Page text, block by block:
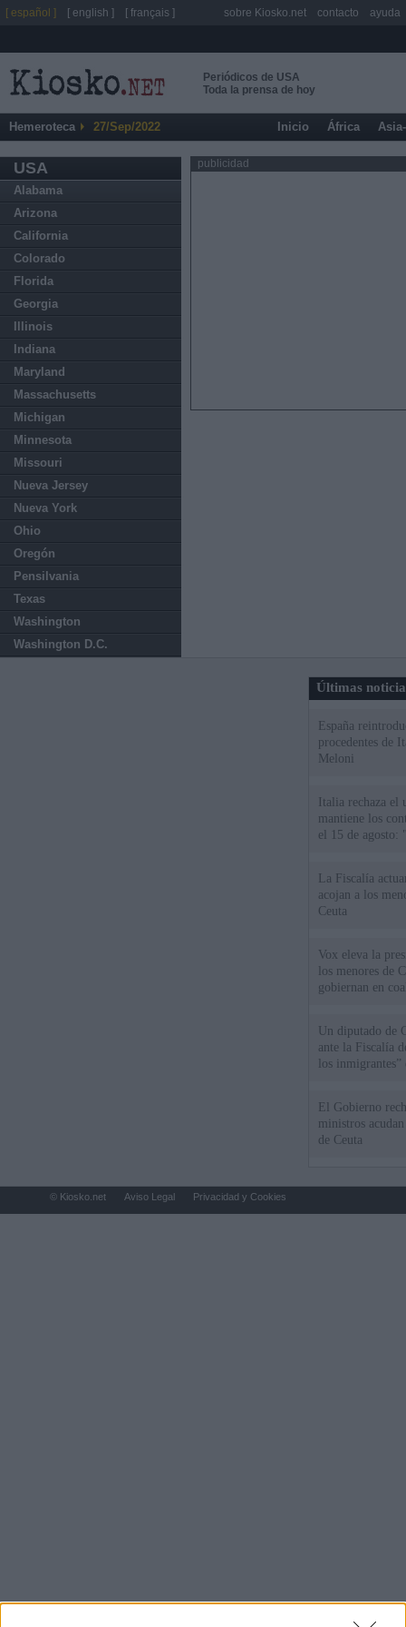
Periódicos de USA
Toda la prensa de hoy
Hemeroteca 27/Sep/2022 Inicio África
USA
Alabama
Arizona
California
Colorado
Florida
Georgia
Illinois
Indiana
Maryland
Massachusetts
Michigan
Minnesota
Missouri
Nueva Jersey
Nueva York
Ohio
Oregón
Pensilvania
Texas
Washington
Washington D.C.
publicidad
Últimas
España
procedentes de
Meloni
Italia rechaza
mantiene los
el 15 de agosto:
La Fiscalía
acojan a los
Ceuta
Vox eleva la
los menores de
gobiernan en
Un diputado de
ante la Fiscalía
los inmigrantes”
El Gobierno
ministros
de Ceuta
[ español ] [ english ] [ français ] sobre Kiosko.net contacto ayuda
© Kiosko.net Aviso Legal Privacidad y Cookies